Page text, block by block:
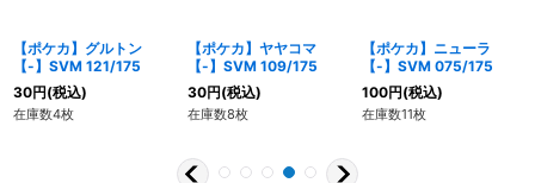
【ポケカ】グルトン
【-】SVM 121/175
30円(税込)
在庫数4枚
【ポケカ】ヤヤコマ
【-】SVM 109/175
30円(税込)
在庫数8枚
【ポケカ】ニューラ
【-】SVM 075/175
100円(税込)
在庫数11枚